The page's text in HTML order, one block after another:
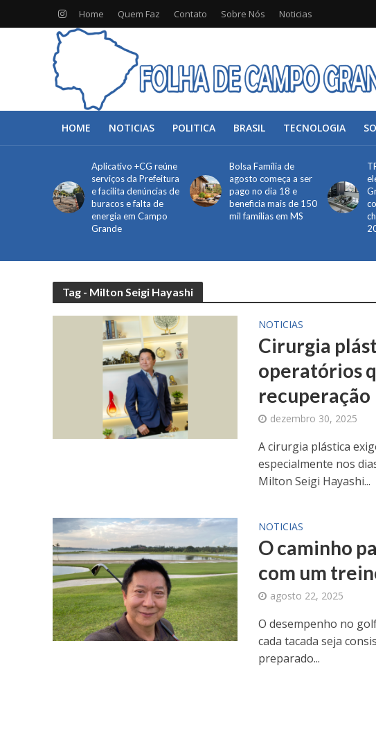
Home Quem Faz Contato Sobre Nós Noticias
HOME NOTICIAS POLITICA BRASIL TECNOLOGIA
Aplicativo +CG reúne
serviços da Prefeitura
e facilita denúncias de
buracos e falta de
energia em Campo
Grande
Bolsa Família de
agosto começa a ser
pago no dia 18 e
beneficia mais de 150
mil famílias em MS
Tag - Milton Seigi Hayashi
NOTICIAS
Cirurgia
operatórios
recuperação
dezembro 30, 2025
A cirurgia plástica
especialmente nos
Milton Seigi Hayashi...
NOTICIAS
O caminho
com um
agosto 22, 2025
O desempenho no
cada tacada seja
preparado...